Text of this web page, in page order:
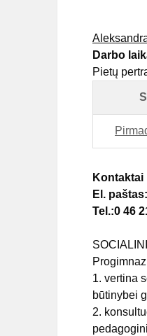
Darbo
Pietų
Kontaktai
El.
Tel.:0 46
1. vertina
būtinybei
2.